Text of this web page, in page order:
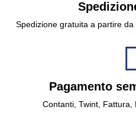
Spedizione gratuita a partire
Pagamento
Contanti, Twint, Fattura,